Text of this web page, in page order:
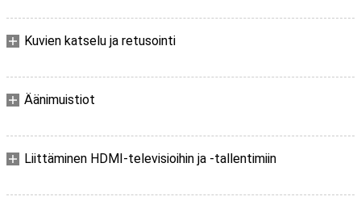
Kuvien katselu ja retusointi
Äänimuistiot
Liittäminen HDMI-televisioihin ja -tallentimiin